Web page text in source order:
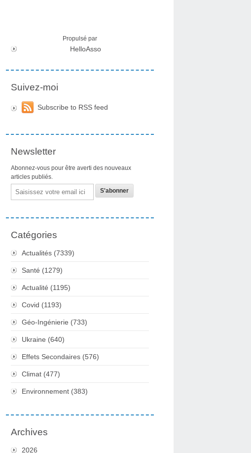
Propulsé par
HelloAsso
Suivez-moi
Subscribe to RSS feed
Newsletter
Abonnez-vous pour être averti des nouveaux
articles publiés.
Email
Catégories
Actualités (7339)
Santé (1279)
Actualité (1195)
Covid (1193)
Géo-Ingénierie (733)
Ukraine (640)
Effets Secondaires (576)
Climat (477)
Environnement (383)
Archives
2026